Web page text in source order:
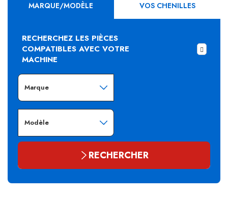
MARQUE/MODÈLE VOS CHENILLES
RECHERCHEZ LES PIÈCES
COMPATIBLES AVEC VOTRE
MACHINE
RECHERCHER